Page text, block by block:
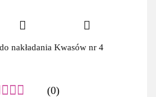
nakładania Kwasów nr 4
(0)